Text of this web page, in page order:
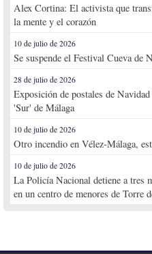
Alex Cortina: El activista que
la mente y el corazón
10 de julio de 2026
Se suspende el Festival Cueva de
28 de julio de 2026
Exposición de postales de
'Sur' de Málaga
10 de julio de 2026
Otro incendio en Vélez-Málaga,
10 de julio de 2026
La Policía Nacional detiene a tres
en un centro de menores de Torre